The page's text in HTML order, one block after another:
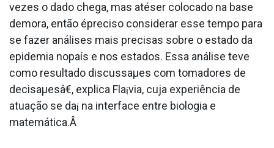
vezes o dado chega, mas atéser colocado na base
demora, então épreciso considerar esse tempo para
se fazer análises mais precisas sobre o estado da
epidemia nopaís e nos estados. Essa análise teve
como resultado discussaµes com tomadores de
decisaµesâ€, explica Fla¡via, cuja experiência de
atuação se da¡ na interface entre biologia e
matemática.Â